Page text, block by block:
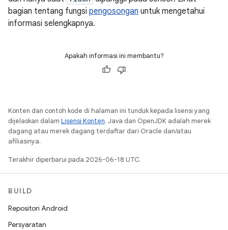
bagian tentang fungsi pengosongan untuk mengetahui
informasi selengkapnya.
Apakah informasi ini membantu?
Konten dan contoh kode di halaman ini tunduk kepada lisensi yang
dijelaskan dalam Lisensi Konten. Java dan OpenJDK adalah merek
dagang atau merek dagang terdaftar dari Oracle dan/atau
afiliasinya.
Terakhir diperbarui pada 2026-06-18 UTC.
BUILD
Repositori Android
Persyaratan